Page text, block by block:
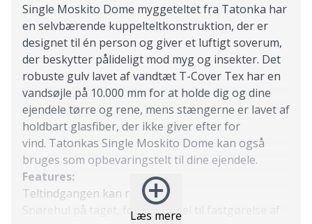
Læs mere
Single Moskito Dome myggeteltet fra Tatonka har
en selvbærende kuppelteltkonstruktion, der er
designet til én person og giver et luftigt soverum,
der beskytter pålideligt mod myg og insekter. Det
robuste gulv lavet af vandtæt T-Cover Tex har en
vandsøjle på 10.000 mm for at holde dig og dine
ejendele tørre og rene, mens stængerne er lavet af
holdbart glasfiber, der ikke giver efter for
vind. Tatonkas Single Moskito Dome kan også
bruges som opbevaringstelt til dine ejendele.
Features:
Teltindgangen kan rulles op
Snørehul på taget, for eksempel til fastgørelse af